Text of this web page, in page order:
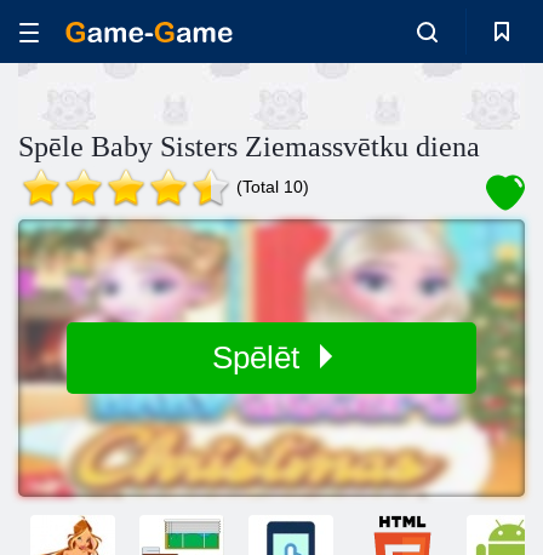
Spēle Baby Sisters Ziemassvētku diena
(Total 10)
Spēlēt